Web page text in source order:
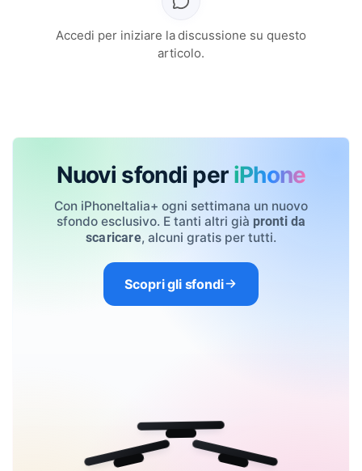
Accedi per iniziare la discussione su questo
articolo.
Nuovi sfondi per iPhone
Con iPhoneItalia+ ogni settimana un nuovo
sfondo esclusivo. E tanti altri già pronti da
scaricare, alcuni gratis per tutti.
Scopri gli sfondi